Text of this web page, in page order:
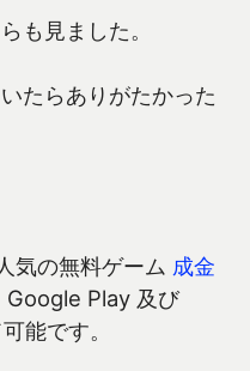
も見ました。
たらありがたかった
気の無料ゲーム 成金
Google Play 及び
能です。